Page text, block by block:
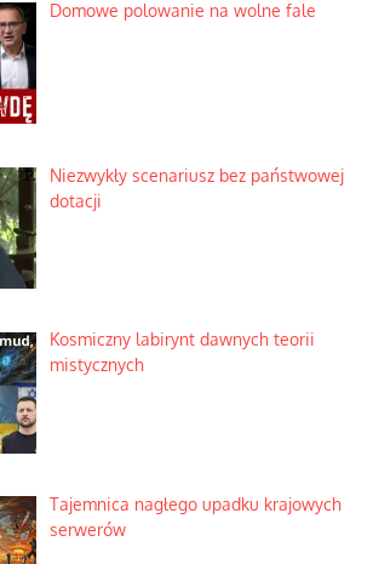
Domowe polowanie na wolne fale
Niezwykły scenariusz bez państwowej
dotacji
Kosmiczny labirynt dawnych teorii
mistycznych
Tajemnica nagłego upadku krajowych
serwerów